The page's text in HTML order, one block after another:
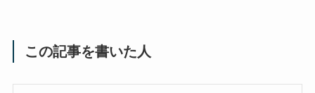
この記事を書いた人